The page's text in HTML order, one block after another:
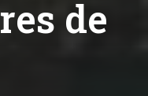
de